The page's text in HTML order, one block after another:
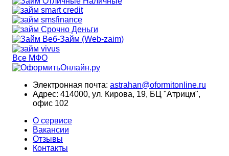
Все МФО
Электронная почта: astrahan@oformitonline.ru
Адрес: 414000, ул. Кирова, 19, БЦ "Атрицм",
офис 102
О сервисе
Вакансии
Отзывы
Контакты